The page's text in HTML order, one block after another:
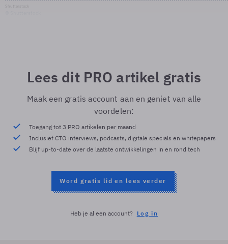
Lees dit PRO artikel gratis
Maak een gratis account aan en geniet van alle
voordelen:
Toegang tot 3 PRO artikelen per maand
Inclusief CTO interviews, podcasts, digitale specials en whitepapers
Blijf up-to-date over de laatste ontwikkelingen in en rond tech
Word gratis lid en lees verder
Heb je al een account? Log in